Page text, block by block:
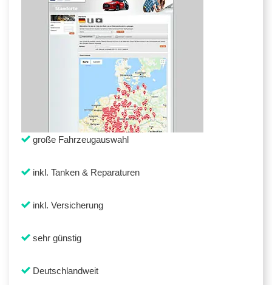
große Fahrzeugauswahl
inkl. Tanken & Reparaturen
inkl. Versicherung
sehr günstig
Deutschlandweit